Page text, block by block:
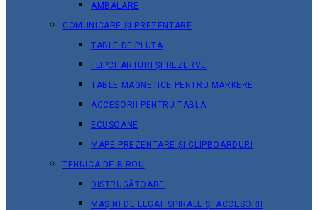
AMBALARE
COMUNICARE ȘI PREZENTARE
TABLE DE PLUTA
FLIPCHARTURI ȘI REZERVE
TABLE MAGNETICE PENTRU MARKERE
ACCESORII PENTRU TABLA
ECUSOANE
MAPE PREZENTARE ȘI CLIPBOARDURI
TEHNICA DE BIROU
DISTRUGĂTOARE
MAȘINI DE LEGAT SPIRALE ȘI ACCESORII